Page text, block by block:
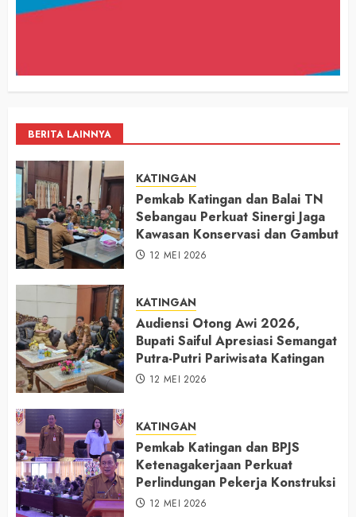
BERITA LAINNYA
KATINGAN
Pemkab Katingan dan Balai TN
Sebangau Perkuat Sinergi Jaga
Kawasan Konservasi dan Gambut
12 MEI 2026
KATINGAN
Audiensi Otong Awi 2026,
Bupati Saiful Apresiasi Semangat
Putra-Putri Pariwisata Katingan
12 MEI 2026
KATINGAN
Pemkab Katingan dan BPJS
Ketenagakerjaan Perkuat
Perlindungan Pekerja Konstruksi
12 MEI 2026